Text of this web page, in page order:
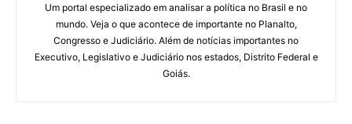
Um portal especializado em analisar a política no Brasil e no
mundo. Veja o que acontece de importante no Planalto,
Congresso e Judiciário. Além de notícias importantes no
Executivo, Legislativo e Judiciário nos estados, Distrito Federal e
Goiás.